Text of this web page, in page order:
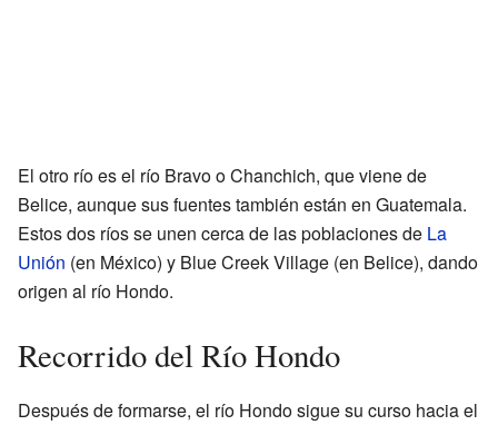
El otro río es el río Bravo o Chanchich, que viene de
Belice, aunque sus fuentes también están en Guatemala.
Estos dos ríos se unen cerca de las poblaciones de La
Unión (en México) y Blue Creek Village (en Belice), dando
origen al río Hondo.
Recorrido del Río Hondo
Después de formarse, el río Hondo sigue su curso hacia el